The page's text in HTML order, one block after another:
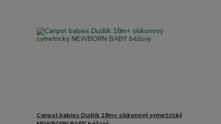
Canpol babies Dudlík 18m+ silikonový symetrický